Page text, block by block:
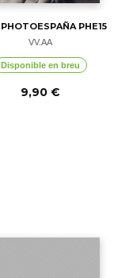
PHE15
VV.AA
Disponible en breu
9,90 €